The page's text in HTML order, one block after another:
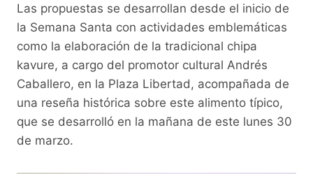
Las propuestas se desarrollan desde el inicio de
la Semana Santa con actividades emblemáticas
como la elaboración de la tradicional chipa
kavure, a cargo del promotor cultural Andrés
Caballero, en la Plaza Libertad, acompañada de
una reseña histórica sobre este alimento típico,
que se desarrolló en la mañana de este lunes 30
de marzo.